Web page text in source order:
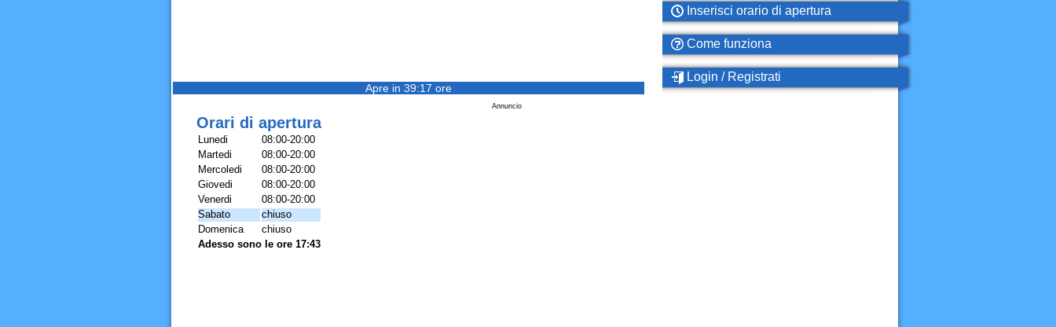
Apre in 39:17 ore
Annuncio
Orari di apertura
Lunedi
08:00-20:00
Martedi
08:00-20:00
Mercoledi
08:00-20:00
Giovedi
08:00-20:00
Venerdi
08:00-20:00
Sabato
chiuso
Domenica
chiuso
Adesso sono le ore 17:43
Inserisci orario di apertura
Come funziona
Login / Registrati